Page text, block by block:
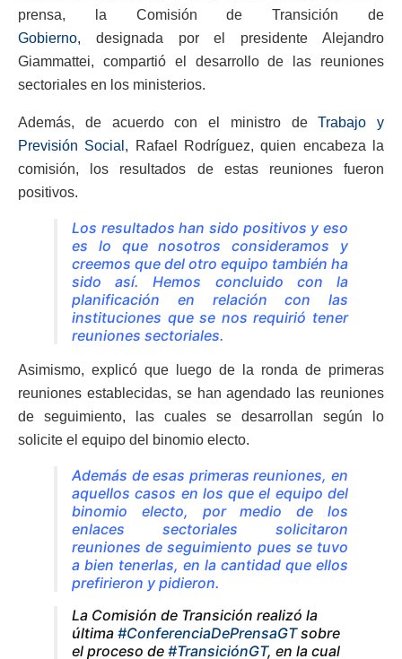
prensa, la Comisión de Transición de
Gobierno, designada por el presidente Alejandro
Giammattei, compartió el desarrollo de las reuniones
sectoriales en los ministerios.
Además, de acuerdo con el ministro deTrabajo y
Previsión Social, Rafael Rodríguez, quien encabeza la
comisión, los resultados de estas reuniones fueron
positivos.
Los resultados han sido positivos y eso
es lo que nosotros consideramos y
creemos que del otro equipo también ha
sido así. Hemos concluido con la
planificación en relación con las
instituciones que se nos requirió tener
reuniones sectoriales.
Asimismo, explicó que luego de la ronda de primeras
reuniones establecidas, se han agendado las reuniones
de seguimiento, las cuales se desarrollan según lo
solicite el equipo del binomio electo.
Además de esas primeras reuniones, en
aquellos casos en los que el equipo del
binomio electo, por medio de los
enlaces sectoriales solicitaron
reuniones de seguimiento pues se tuvo
a bien tenerlas, en la cantidad que ellos
prefirieron y pidieron.
La Comisión de Transición realizó la
última #ConferenciaDePrensaGTsobre
el proceso de #TransiciónGT, en la cual